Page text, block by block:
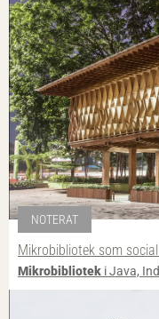
NOTERAT
Mikrobibliotek som
Mikrobibliotek i Java,